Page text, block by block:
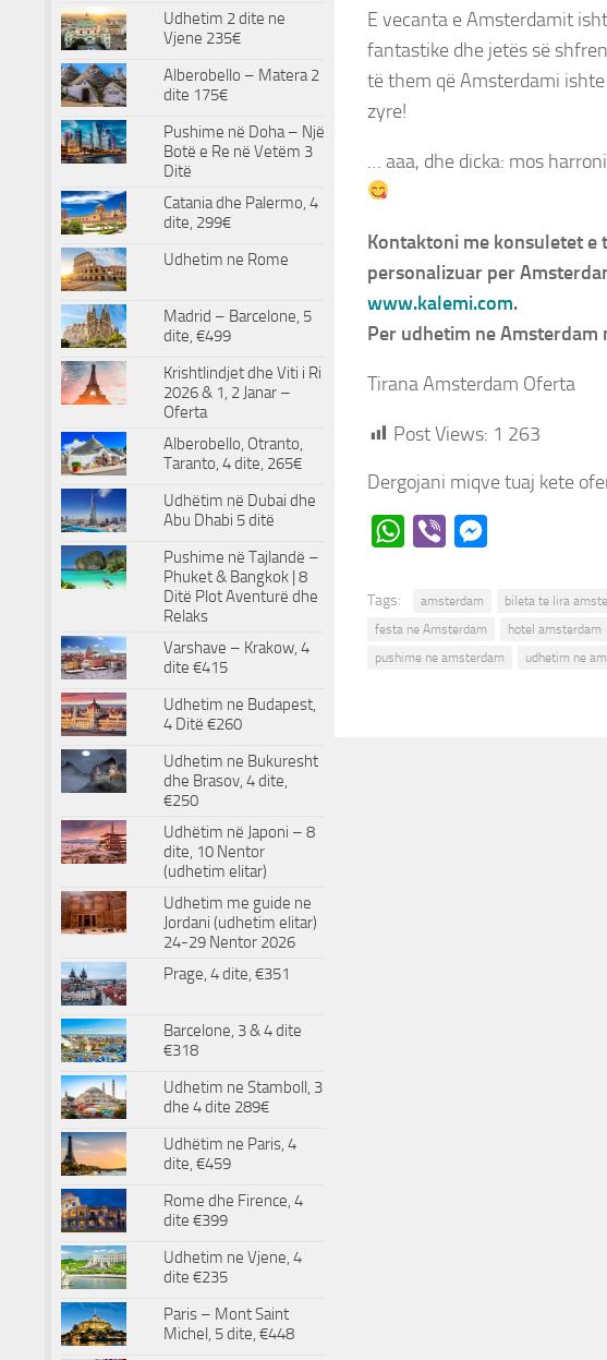
E vecanta e Amsterdamit
fantastike dhe jetës së
të them që Amsterdami
zyre!
… aaa, dhe dicka: mos
Kontaktoni me konsuletet e
personalizuar per
www.kalemi.com.
Per udhetim ne Amsterdam
Tirana Amsterdam Oferta
Post Views: 1 263
Dergojani miqve tuaj kete
WhatsApp
Viber
Tags: amsterdam bileta te lira
festa ne Amsterdam
hotel amsterdam
pushime ne amsterdam
udhetim ne
Udhetim 2 dite ne
Vjene 235€
Alberobello – Matera 2
dite 175€
Pushime në Doha – Një
Botë e Re në Vetëm 3
Ditë
Catania dhe Palermo, 4
dite, 299€
Udhetim ne Rome
Madrid – Barcelone, 5
dite, €499
Krishtlindjet dhe Viti i Ri
2026 & 1, 2 Janar –
Oferta
Alberobello, Otranto,
Taranto, 4 dite, 265€
Udhëtim në Dubai dhe
Abu Dhabi 5 ditë
Pushime në Tajlandë –
Phuket & Bangkok | 8
Ditë Plot Aventurë dhe
Relaks
Varshave – Krakow, 4
dite €415
Udhetim ne Budapest,
4 Ditë €260
Udhetim ne Bukuresht
dhe Brasov, 4 dite,
€250
Udhëtim në Japoni – 8
dite, 10 Nentor
(udhetim elitar)
Udhetim me guide ne
Jordani (udhetim elitar)
24-29 Nentor 2026
Prage, 4 dite, €351
Barcelone, 3 & 4 dite
€318
Udhetim ne Stamboll, 3
dhe 4 dite 289€
Udhëtim ne Paris, 4
dite, €459
Rome dhe Firence, 4
dite €399
Udhetim ne Vjene, 4
dite €235
Paris – Mont Saint
Michel, 5 dite, €448